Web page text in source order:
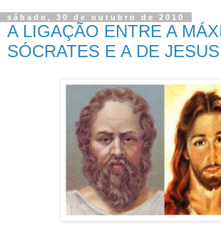
sábado, 30 de outubro de 2010
A LIGAÇÃO ENTRE A
SÓCRATES E A DE JESUS